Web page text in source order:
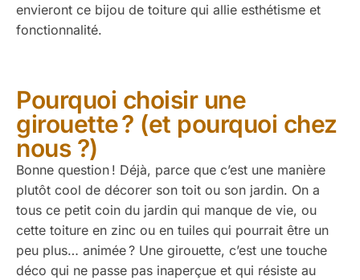
envieront ce bijou de toiture qui allie esthétisme et
fonctionnalité.
Pourquoi choisir une
girouette ? (et pourquoi chez
nous ?)
Bonne question ! Déjà, parce que c’est une manière
plutôt cool de décorer son toit ou son jardin. On a
tous ce petit coin du jardin qui manque de vie, ou
cette toiture en zinc ou en tuiles qui pourrait être un
peu plus… animée ? Une girouette, c’est une touche
déco qui ne passe pas inaperçue et qui résiste au